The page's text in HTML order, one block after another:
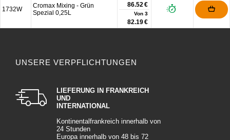
1732W
Cromax Mixing - Grün
Spezial 0,25L
86.52 €
Von 3
82.19 €
UNSERE VERPFLICHTUNGEN
LIEFERUNG IN FRANKREICH
UND
INTERNATIONAL
Kontinentalfrankreich innerhalb von
24 Stunden
Europa innerhalb von 48 bis 72